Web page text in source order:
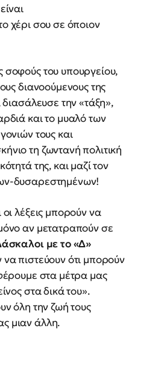
χέρι σου σε όποιον
σοφούς του υπουργείου,
διανοούμενους της
την «τάξη»,
και το μυαλό των
τους και
τη ζωντανή πολιτική
της, και μαζί τον
δυσαρεστημένων!
λέξεις μπορούν να
αν μετατραπούν σε
με το «Δ»
να πιστεύουν ότι μπορούν
στα μέτρα μας
στα δικά του».
όλη την ζωή τους
μιαν άλλη.